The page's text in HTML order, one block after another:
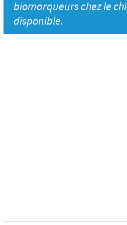
biomarqueurs chez le
disponible.